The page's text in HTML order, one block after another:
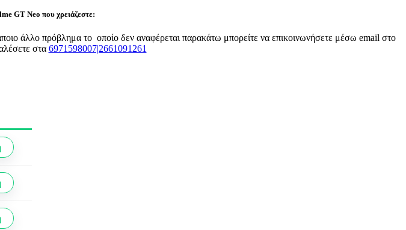
GT Neo που χρειάζεστε:
άλλο πρόβλημα το οποίο δεν αναφέρεται παρακάτω μπορείτε να επικοινωνήσετε μέσω email στο
στα 6971598007|2661091261